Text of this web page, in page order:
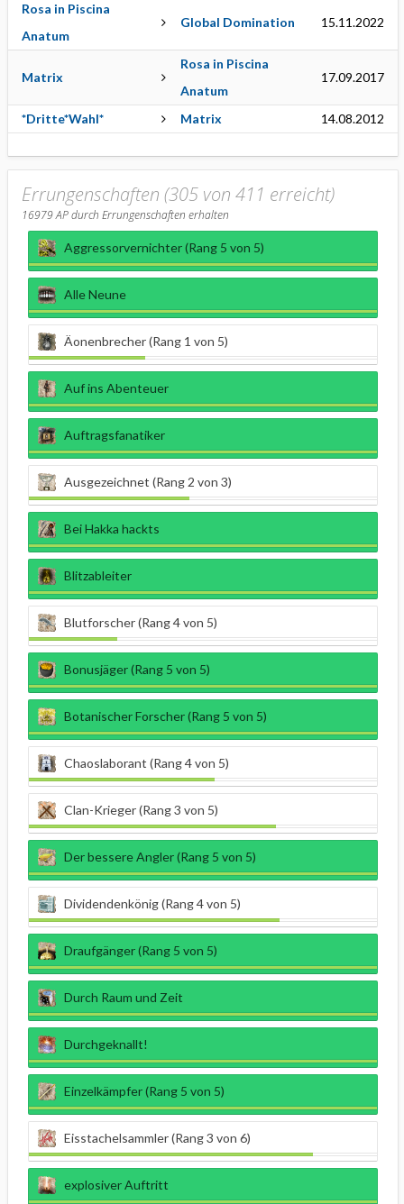
Rosa in Piscina
Anatum
Global Domination 15.11.2022
Matrix
Rosa in Piscina
Anatum
17.09.2017
*Dritte*Wahl* Matrix 14.08.2012
Errungenschaften (305 von 411 erreicht)
16979AP durch Errungenschaften erhalten
Aggressorvernichter (Rang 5 von 5)
Alle Neune
Äonenbrecher (Rang 1 von 5)
Auf ins Abenteuer
Auftragsfanatiker
Ausgezeichnet (Rang 2 von 3)
Bei Hakka hackts
Blitzableiter
Blutforscher (Rang 4 von 5)
Bonusjäger (Rang 5 von 5)
Botanischer Forscher (Rang 5 von 5)
Chaoslaborant (Rang 4 von 5)
Clan-Krieger (Rang 3 von 5)
Der bessere Angler (Rang 5 von 5)
Dividendenkönig (Rang 4 von 5)
Draufgänger (Rang 5 von 5)
Durch Raum und Zeit
Durchgeknallt!
Einzelkämpfer (Rang 5 von 5)
Eisstachelsammler (Rang 3 von 6)
explosiver Auftritt